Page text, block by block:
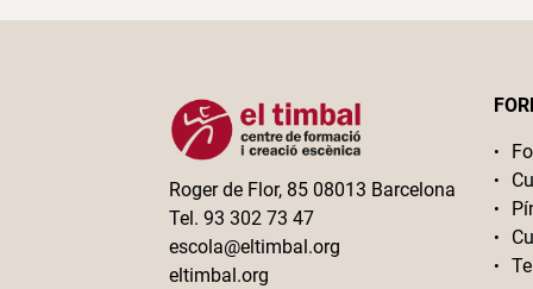
Roger de Flor, 85 08013 Barcelona
Tel. 93 302 73 47
escola@eltimbal.org
eltimbal.org